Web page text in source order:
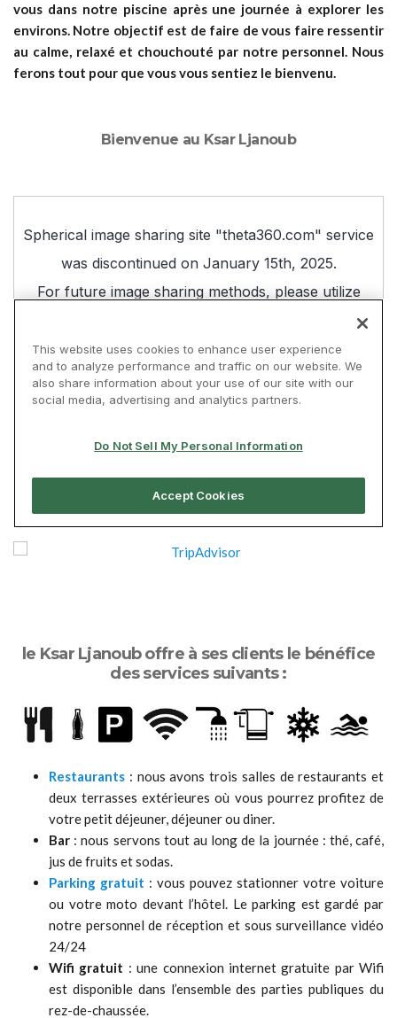
vous dans notre piscine après une journée à explorer les
environs. Notre objectif est de faire de vous faire ressentir
au calme, relaxé et chouchouté par notre personnel. Nous
ferons tout pour que vous vous sentiez le bienvenu.
Bienvenue au Ksar Ljanoub
le Ksar Ljanoub offre à ses clients le bénéfice
des services suivants :
Restaurants : nous avons trois salles de restaurants et
deux terrasses extérieures où vous pourrez profitez de
votre petit déjeuner, déjeuner ou diner.
Bar : nous servons tout au long de la journée : thé, café,
jus de fruits et sodas.
Parking gratuit : vous pouvez stationner votre voiture
ou votre moto devant l’hôtel. Le parking est gardé par
notre personnel de réception et sous surveillance vidéo
24/24
Wifi gratuit : une connexion internet gratuite par Wifi
est disponible dans l’ensemble des parties publiques du
rez-de-chaussée.